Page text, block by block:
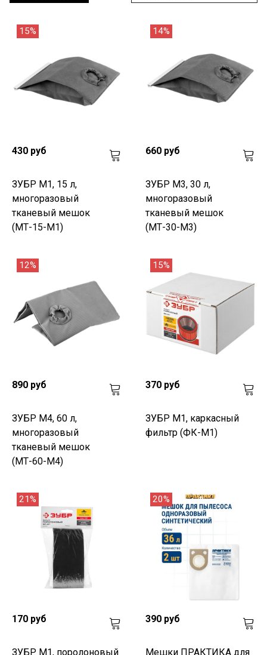
15%
430 руб
ЗУБР М1, 15 л,
многоразовый
тканевый мешок
(МТ-15-М1)
14%
660 руб
ЗУБР М3, 30 л,
многоразовый
тканевый мешок
(МТ-30-М3)
12%
890 руб
ЗУБР М4, 60 л,
многоразовый
тканевый мешок
(МТ-60-М4)
15%
370 руб
ЗУБР М1, каркасный
фильтр (ФК-М1)
21%
170 руб
ЗУБР М1, поролоновый
20%
390 руб
Мешки ПРАКТИКА для